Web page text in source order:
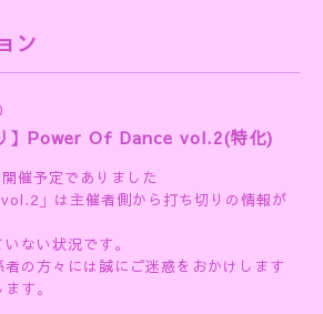
ン
り】Power Of Dance vol.2(特化)
催予定でありました
」は主催者側から打ち切りの情報が
ない状況です。
の方々には誠にご迷惑をおかけします
す。